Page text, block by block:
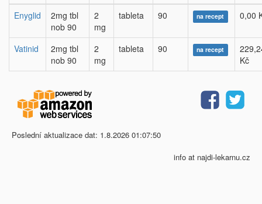
Enyglid
2mg tbl
nob 90
2
mg
tableta 90 na recept 0,00
Vatinid
2mg tbl
nob 90
2
mg
tableta 90 na recept
Kč
Poslední aktualizace dat: 1.8.2026 01:07:50
info at najdi-lekarnu.cz